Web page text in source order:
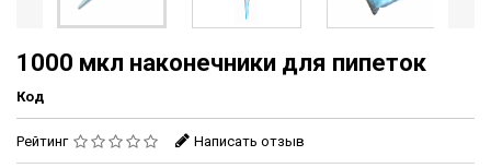
1000 мкл наконечники для пипеток
Код
Рейтинг Написать отзыв